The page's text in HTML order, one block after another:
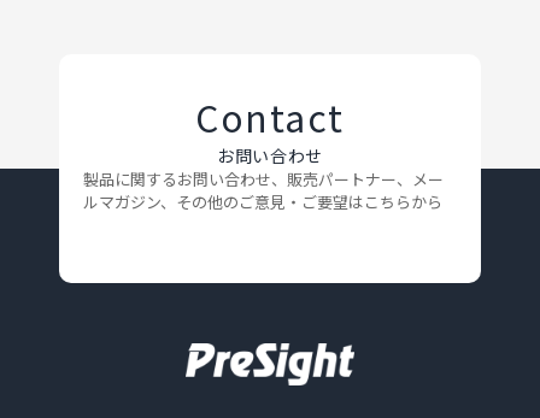
Contact
お問い合わせ
製品に関するお問い合わせ、販売パートナー、メー
ルマガジン、 その他のご意見・ご要望はこちらから